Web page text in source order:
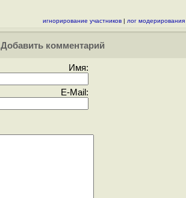
игнорирование участников | лог модерирования
Добавить комментарий
Имя:
E-Mail: